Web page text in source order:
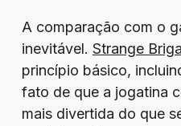
A comparação com o
inevitável. Strange
princípio básico,
fato de que a jogatina
mais divertida do que